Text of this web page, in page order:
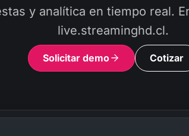
y analítica en tiempo real.
live.streaminghd.cl.
Solicitar demo Cotizar